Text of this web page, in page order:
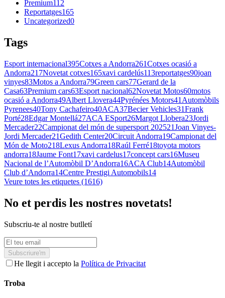
Premium112
Reportatges165
Uncategorized0
Tags
Esport internacional395Cotxes a Andorra261Cotxes ocasió a
Andorra217Novetat cotxes165xavi cardelús113reportatges90joan
vinyes83Motos a Andorra79Green cars77Gerard de la
Casa63Premium cars63Esport nacional62Novetat Motos60motos
ocasió a Andorra49Albert Llovera44Pyrénées Motors41 Automòbils
Pyrenees40Tony Cachafeiro40ACA37Becier Vehicles31Frank
Porté28Edgar Montellá27ACA ESport26Margot Llobera23Jordi
Mercader22Campionat del món de supersport 202521Joan Vinyes-
Jordi Mercader21Gedith Center20Circuit Andorra19Campionat del
Món de Moto218Lexus Andorra18Raúl Ferré18toyota motors
andorra18Jaume Font17xavi cardelus17concept cars16Museu
Nacional de l’Automòbil D’Andorra16ACA Club14Automòbil
Club d’Andorra14Centre Prestigi Automobils14
Veure totes les etiquetes (1616)
No et perdis les nostres novetats!
Subscriu-te al nostre butlletí
Subscriure'm
He llegit i accepto la Política de Privacitat
Troba